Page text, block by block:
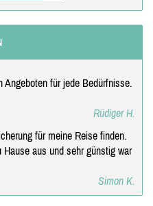
für jede Bedürfnisse.
Rüdiger H.
für meine Reise finden.
aus und sehr günstig war
Simon K.